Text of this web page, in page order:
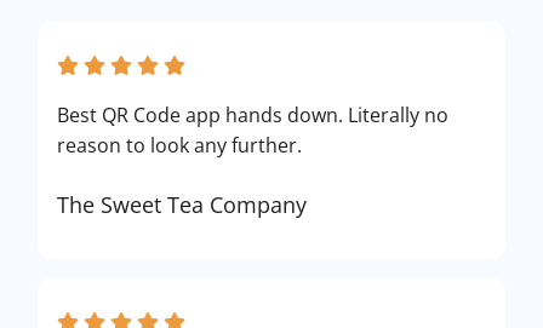
Best QR Code app hands down. Literally no
reason to look any further.
The Sweet Tea Company